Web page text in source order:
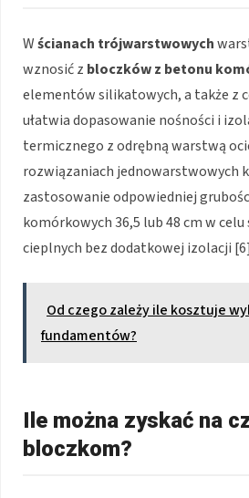
Wścianach trójwarstwowych
wznosić z bloczków z betonu
elementów silikatowych, a także z
ułatwia dopasowanie nośności i
termicznego z odrębną warstwą
rozwiązaniach jednowarstwowych
zastosowanie odpowiedniej
komórkowych 36,5 lub 48 cm w
cieplnych bez dodatkowej izolacji
Od czego zależy ile kosztuje
fundamentów?
Ile można zyskać na
bloczkom?